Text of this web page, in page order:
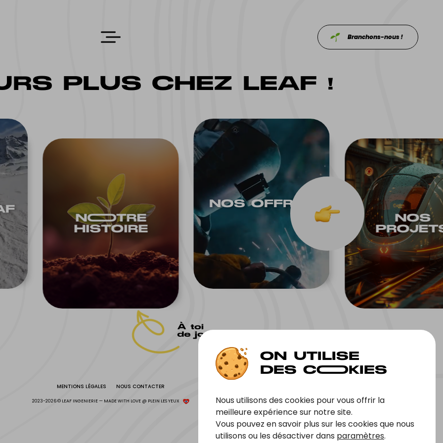
Branchons-nous !
PLUS CHEZ LEAF !
NOOTRE
HISTOIRE
NOS OF‌FRES
NOS
À toi
de jouer
MENTIONS LÉGALES NOUS CONTACTER
2023-2026 © LEAF INGENIERIE— MADE WITH LOVE @ PLEIN LES YEUX
Nous utilisons des cookies pour vous offrir la
meilleure expérience sur notre site.
Vous pouvez en savoir plus sur les cookies que nous
utilisons ou les désactiver dans paramètres.